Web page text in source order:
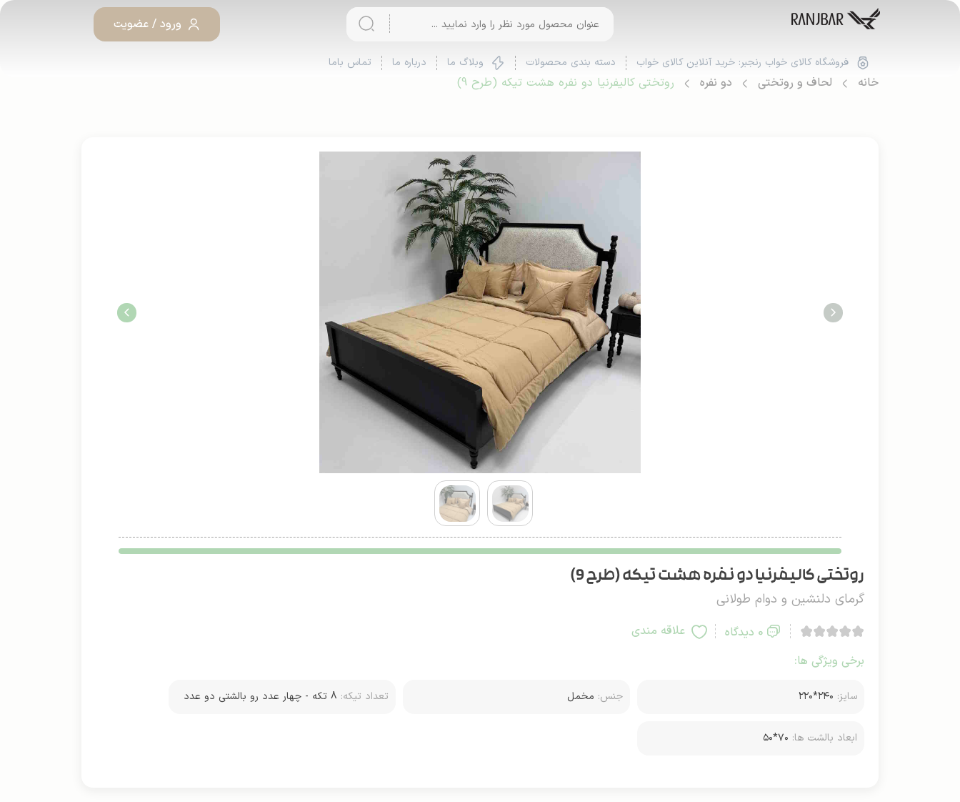
ورود / عضویت
فروشگاه کالای خواب رنجبر: خرید آنلاین کالای خواب دسته بندی محصولات وبلاگ ما درباره ما تماس باما
خانه لحاف و روتختی دو نفره روتختی کالیفرنیا دو نفره هشت تیکه (طرح 9)
روتختی کالیفرنیا دو نفره هشت تیکه (طرح 9)
گرمای دلنشین و دوام طولانی
0 دیدگاه
علاقه مندی
برخی ویژگی ها:
سایز: ۲۴۰*۲۲۰ جنس: مخمل تعداد تیکه:
8 تکه - چهار عدد رو بالشتی دو عدد
ابعاد بالشت ها: ۷۰*۵۰